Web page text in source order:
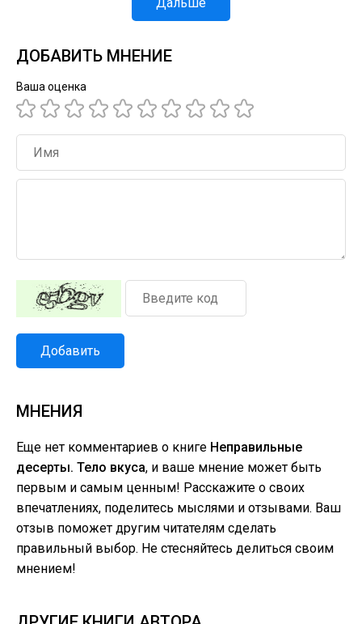
ДОБАВИТЬ МНЕНИЕ
Ваша оценка
Добавить
МНЕНИЯ
Еще нет комментариев о книге Неправильные
десерты. Тело вкуса, и ваше мнение может быть
первым и самым ценным! Расскажите о своих
впечатлениях, поделитесь мыслями и отзывами. Ваш
отзыв поможет другим читателям сделать
правильный выбор. Не стесняйтесь делиться своим
мнением!